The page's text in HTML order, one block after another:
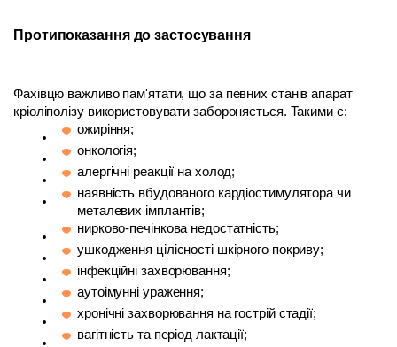
Протипоказання до застосування
Фахівцю важливо пам'ятати, що за певних станів апарат
кріоліполізу використовувати забороняється. Такими є:
ожиріння;
онкологія;
алергічні реакції на холод;
наявність вбудованого кардіостимулятора чи
металевих імплантів;
нирково-печінкова недостатність;
ушкодження цілісності шкірного покриву;
інфекційні захворювання;
аутоімунні ураження;
хронічні захворювання на гострій стадії;
вагітність та період лактації;